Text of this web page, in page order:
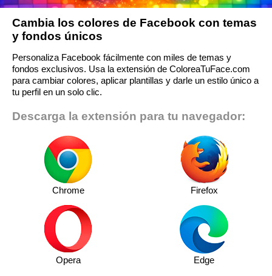
Cambia los colores de Facebook con temas
y fondos únicos
Personaliza Facebook fácilmente con miles de temas y
fondos exclusivos. Usa la extensión de ColoreaTuFace.com
para cambiar colores, aplicar plantillas y darle un estilo único a
tu perfil en un solo clic.
Descarga la extensión para tu navegador:
Chrome Firefox
Opera Edge